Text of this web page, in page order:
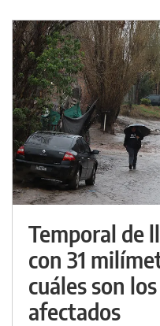
Temporal de
con 31
cuáles son
afectados